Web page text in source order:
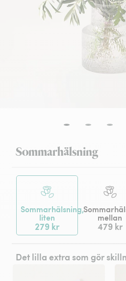
Sommarhälsning
Sommarhälsning,
liten
279 kr
mellan
479 kr
Det lilla extra som gör